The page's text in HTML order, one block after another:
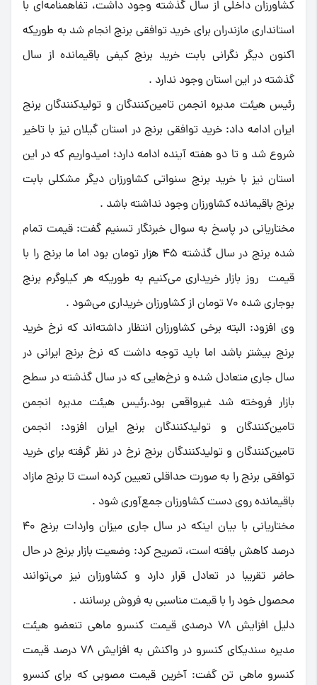
کشاورزان داخلی از سال گذشته وجود داشت، تفاهمنامه‌ای با
استانداری مازندران برای خرید توافقی برنج انجام شد به طوریکه
اکنون دیگر نگرانی بابت خرید برنج کیفی باقیمانده از سال
گذشته در این استان وجود ندارد .
رئیس هیئت مدیره انجمن تامین‌کنندگان و تولیدکنندگان برنج
ایران ادامه داد: خرید توافقی برنج در استان گیلان نیز با تاخیر
شروع شد و تا دو هفته آینده ادامه دارد؛ امیدواریم که در این
استان نیز با خرید برنج سنواتی کشاورزان دیگر مشکلی بابت
برنج باقیمانده کشاورزان وجود نداشته باشد .
مختاریانی در پاسخ به سوال خبرنگار تسنیم گفت: قیمت تمام
شده برنج در سال گذشته 45 هزار تومان بود اما ما برنج را با
قیمت روز بازار خریداری می‌کنیم به طوریکه هر کیلوگرم برنج
بوجاری شده 70 تومان از کشاورزان خریداری می‌شود .
وی افزود: البته برخی کشاورزان انتظار داشته‌اند که نرخ خرید
برنج بیشتر باشد اما باید توجه داشت که نرخ برنج ایرانی در
سال جاری متعادل شده و نرخ‌هایی که در سال گذشته در سطح
بازار فروخته شد غیرواقعی بود.رئیس هیئت مدیره انجمن
تامین‌کنندگان و تولیدکنندگان برنج ایران افزود: انجمن
تامین‌کنندگان و تولیدکنندگان برنج نرخ در نظر گرفته برای خرید
توافقی برنج را به صورت حداقلی تعیین کرده است تا برنج مازاد
باقیمانده روی دست کشاورزان جمع‌آوری شود .
مختاریانی با بیان اینکه در سال جاری میزان واردات برنج 40
درصد کاهش یافته است،‌ تصریح کرد: وضعیت بازار برنج در حال
حاضر تقریبا در تعادل قرار دارد و کشاورزان نیز می‌توانند
محصول خود را با قیمت مناسبی به فروش برسانند .
دلیل افزایش 78 درصدی قیمت کنسرو ماهی تنعضو هیئت
مدیره سندیکای کنسرو در واکنش به افزایش 78 درصد قیمت
کنسرو ماهی تن گفت: آخرین قیمت مصوبی که برای کنسرو